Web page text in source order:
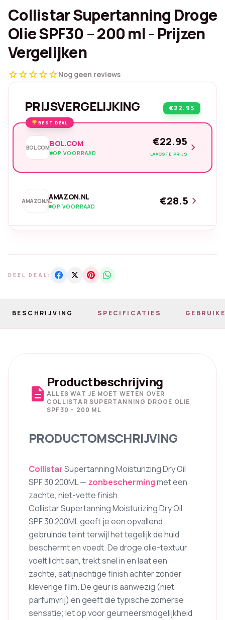
Collistar Supertanning Droge
Olie SPF30 – 200 ml - Prijzen
Vergelijken
starstarstarstarstarNog geen reviews
PRIJSVERGELIJKING €22.95
BEST DEAL
BOL.COMBOL.COM
OP VOORRAAD
€22.95
LAAGSTE PRIJS chevron_right
AMAZON.NLAMAZON.NL
OP VOORRAAD €28.5 chevron_right
DEEL DEAL:
BESCHRIJVING SPECIFICATIES
description
Productbeschrijving
ALLES WAT JE MOET WETEN OVER
COLLISTAR SUPERTANNING DROGE OLIE
SPF30 – 200 ML
PRODUCTOMSCHRIJVING
CollistarSupertanning Moisturizing Dry Oil
SPF 30 200ML — zonbeschermingmet een
zachte, niet-vette finish
Collistar Supertanning Moisturizing Dry Oil
SPF 30 200ML geeft je een opvallend
gebruinde teint terwijl het tegelijk de huid
beschermt en voedt. De droge olie-textuur
voelt licht aan, trekt snel in en laat een
zachte, satijnachtige finish achter zonder
kleverige film. De geur is aanwezig (niet
parfumvrij) en geeft die typische zomerse
sensatie; let op voor geurneersmogelijkheid